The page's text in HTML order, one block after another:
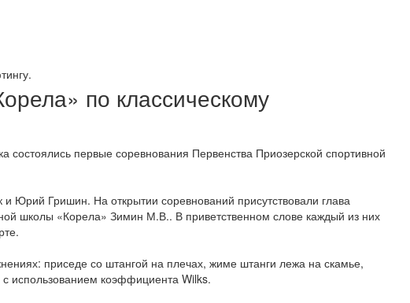
по классическому
состоялись первые соревнования Первенства Приозерской спортивной
Юрий Гришин. На открытии соревнований присутствовали глава
школы «Корела» Зимин М.В.. В приветственном слове каждый из них
приседе со штангой на плечах, жиме штанги лежа на скамье,
с использованием коэффициента Wilks.